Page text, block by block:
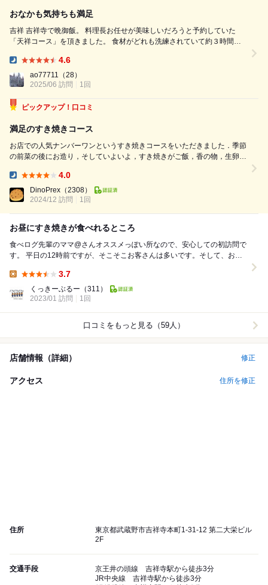
おなかも気持ちも満足
吉祥 吉祥寺で晩御飯。 料理長お任せが美味しいだろうと予約していた
「天祥コース」を頂きました。 食材がどれも洗練されていて約３時間ゆ
ぱり和食が落ち着きます。 ご飯は山形産のつや姫。真っ白でおいしい。
小泉農水省放出の備蓄米、けっこううまいらしい。買おうとしたけど、前
日から並ぶ気はなく買いそびれてますが、どこかで手に入れて食...
4.6
ao77711 （28）
2025/06 訪問
1回
ピックアップ！口コミ
満足のすき焼きコース
お店での人気ナンバーワンというすき焼きコースをいただきました．季節
の前菜の後にお造り，そしていよいよ，すき焼きがご飯，香の物，生卵，
ね． すき焼きは小鍋との案内だったのですが，個別鍋というだけで，内
容はたっぷりです．先に割り下の入っ...
4.0
DinoPrex （2308）
2024/12 訪問
1回
お昼にすき焼きが食べれるところ
食べログ先輩のママ@さんオススメっぽい所なので、安心しての初訪問で
す。 平日の12時前ですが、そこそこお客さんは多いです。そして、お値
3.7
くっきーぶるー （311）
2023/01 訪問
1回
口コミをもっと見る（59人）
店舗情報（詳細） 修正
アクセス 住所を修正
住所
東京都武蔵野市吉祥寺本町1-31-12 第二大栄ビル
2F
交通手段
京王井の頭線 吉祥寺駅から徒歩3分
JR中央線 吉祥寺駅から徒歩3分